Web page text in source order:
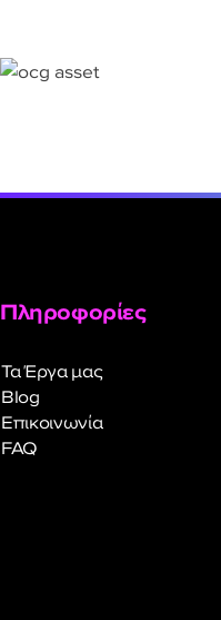
Πληροφορίες
Τα Έργα μας
Blog
Επικοινωνία
FAQ